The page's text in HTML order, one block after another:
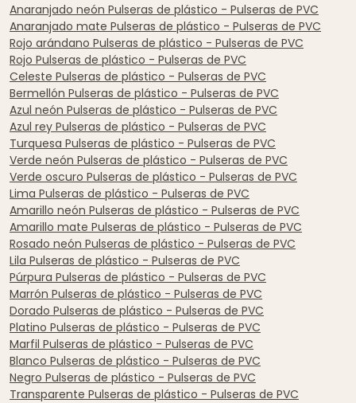
Anaranjado neón Pulseras de plástico - Pulseras de PVC
Anaranjado mate Pulseras de plástico - Pulseras de PVC
Rojo arándano Pulseras de plástico - Pulseras de PVC
Rojo Pulseras de plástico - Pulseras de PVC
Celeste Pulseras de plástico - Pulseras de PVC
Bermellón Pulseras de plástico - Pulseras de PVC
Azul neón Pulseras de plástico - Pulseras de PVC
Azul rey Pulseras de plástico - Pulseras de PVC
Turquesa Pulseras de plástico - Pulseras de PVC
Verde neón Pulseras de plástico - Pulseras de PVC
Verde oscuro Pulseras de plástico - Pulseras de PVC
Lima Pulseras de plástico - Pulseras de PVC
Amarillo neón Pulseras de plástico - Pulseras de PVC
Amarillo mate Pulseras de plástico - Pulseras de PVC
Rosado neón Pulseras de plástico - Pulseras de PVC
Lila Pulseras de plástico - Pulseras de PVC
Púrpura Pulseras de plástico - Pulseras de PVC
Marrón Pulseras de plástico - Pulseras de PVC
Dorado Pulseras de plástico - Pulseras de PVC
Platino Pulseras de plástico - Pulseras de PVC
Marfil Pulseras de plástico - Pulseras de PVC
Blanco Pulseras de plástico - Pulseras de PVC
Negro Pulseras de plástico - Pulseras de PVC
Transparente Pulseras de plástico - Pulseras de PVC